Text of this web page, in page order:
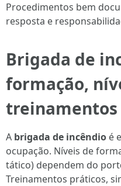
Procedimentos bem
resposta e
Brigada de
formação,
treinamentos
A brigada de incêndio é
ocupação. Níveis de
tático) dependem do
Treinamentos práticos,